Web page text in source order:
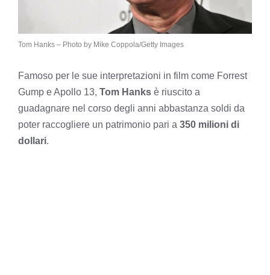
Tom Hanks – Photo by Mike Coppola/Getty Images
Famoso per le sue interpretazioni in film come Forrest
Gump e Apollo 13, Tom Hanks è riuscito a
guadagnare nel corso degli anni abbastanza soldi da
poter raccogliere un patrimonio pari a 350 milioni di
dollari.